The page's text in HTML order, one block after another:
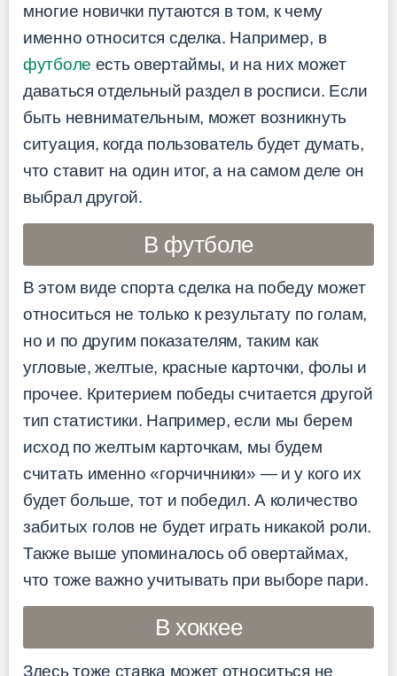
многие новички путаются в том, к чему
именно относится сделка. Например, в
футболе есть овертаймы, и на них может
даваться отдельный раздел в росписи. Если
быть невнимательным, может возникнуть
ситуация, когда пользователь будет думать,
что ставит на один итог, а на самом деле он
выбрал другой.
В футболе
В этом виде спорта сделка на победу может
относиться не только к результату по голам,
но и по другим показателям, таким как
угловые, желтые, красные карточки, фолы и
прочее. Критерием победы считается другой
тип статистики. Например, если мы берем
исход по желтым карточкам, мы будем
считать именно «горчичники» — и у кого их
будет больше, тот и победил. А количество
забитых голов не будет играть никакой роли.
Также выше упоминалось об овертаймах,
что тоже важно учитывать при выборе пари.
В хоккее
Здесь тоже ставка может относиться не